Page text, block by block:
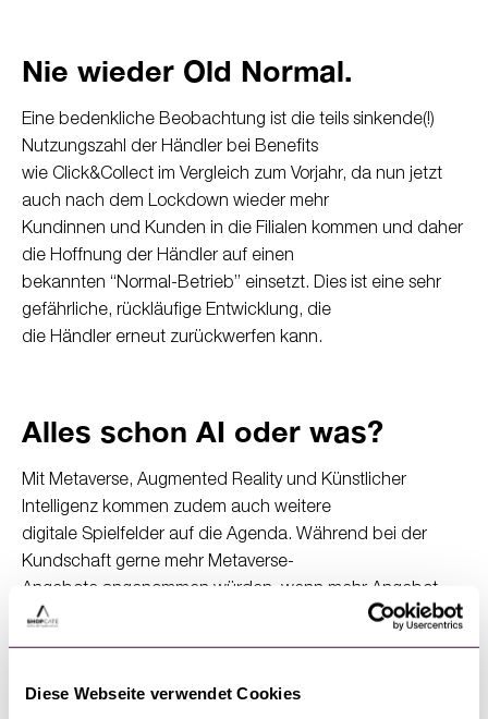
Diese Webseite verwendet Cookies
Nie wieder Old Normal.
Eine bedenkliche Beobachtung ist die teils sinkende(!)
Nutzungszahl der Händler bei Benefits
wie Click&Collect im Vergleich zum Vorjahr, da nun jetzt
auch nach dem Lockdown wieder mehr
Kundinnen und Kunden in die Filialen kommen und daher
die Hoffnung der Händler auf einen
bekannten “Normal-Betrieb” einsetzt. Dies ist eine sehr
gefährliche, rückläufige Entwicklung, die
die Händler erneut zurückwerfen kann.
Alles schon AI oder was?
Mit Metaverse, Augmented Reality und Künstlicher
Intelligenz kommen zudem auch weitere
digitale Spielfelder auf die Agenda. Während bei der
Kundschaft gerne mehr Metaverse-
Angebote angenommen würden, wenn mehr Angebot
bereit gestellt würde, haben sich jeweils
fast 20% der Händler noch gar nicht damit beschäftigt, so
Technik-Expertise weiter steigt. Immerhin finden aber teils